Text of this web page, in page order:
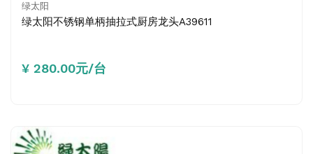
绿太阳
绿太阳不锈钢单柄抽拉式厨房龙头A39611
¥ 280.00元/台